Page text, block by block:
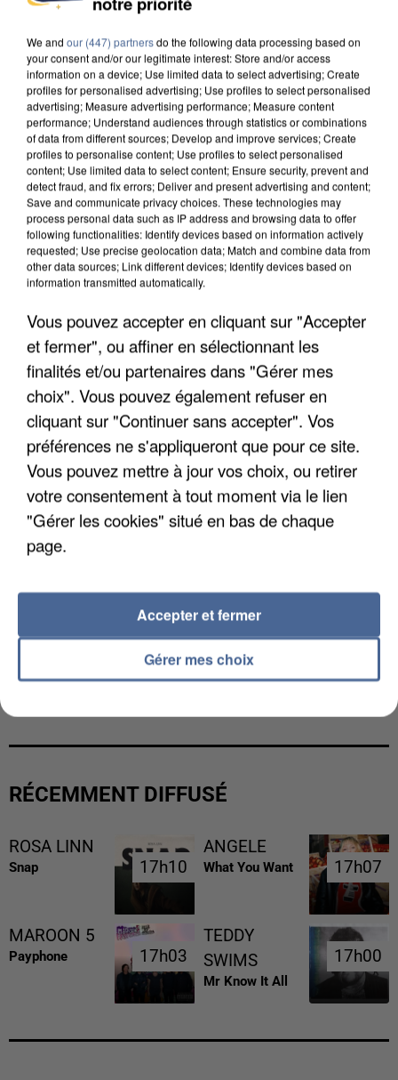
MAFIA INTERPELLÉ EN ALGÉRIE
UN SECOND CADRE DE LA DZ MAFIA
INTERPELLÉ EN ALGÉRIE
UNE TOURISTE DE L’OISE EMPORTÉE PAR UNE
RÉCEMMENT DIFFUSÉ
ROSA LINN
Snap 17h10
17h10
ANGELE
What You Want 17h07
17h07
MAROON 5
Payphone 17h03
17h03
TEDDY
SWIMS
Mr Know It All
17h00
17h00
We and our (447) partnersdo the following data processing based on
your consent and/or our legitimate interest: Store and/or access
information on a device; Use limited data to select advertising; Create
profiles for personalised advertising; Use profiles to select personalised
advertising; Measure advertising performance; Measure content
performance; Understand audiences through statistics or combinations
of data from different sources; Develop and improve services; Create
profiles to personalise content; Use profiles to select personalised
content; Use limited data to select content; Ensure security, prevent and
detect fraud, and fix errors; Deliver and present advertising and content;
Save and communicate privacy choices. These technologies may
process personal data such as IP address and browsing data to offer
following functionalities: Identify devices based on information actively
requested; Use precise geolocation data; Match and combine data from
other data sources; Link different devices; Identify devices based on
information transmitted automatically.
Vous pouvez accepter en cliquant sur "Accepter
et fermer", ou affiner en sélectionnant les
finalités et/ou partenaires dans "Gérer mes
choix". Vous pouvez également refuser en
cliquant sur "Continuer sans accepter". Vos
préférences ne s'appliqueront que pour ce site.
Vous pouvez mettre à jour vos choix, ou retirer
votre consentement à tout moment via le lien
"Gérer les cookies" situé en bas de chaque
page.
Gérer mes choix
Accepter et fermer